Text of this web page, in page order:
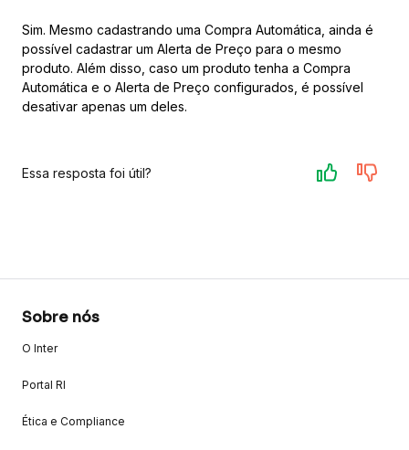
Sim. Mesmo cadastrando uma Compra Automática, ainda é
possível cadastrar um Alerta de Preço para o mesmo
produto. Além disso, caso um produto tenha a Compra
Automática e o Alerta de Preço configurados, é possível
desativar apenas um deles.
Essa resposta foi útil?
Sobre nós
O Inter
Portal RI
Ética e Compliance